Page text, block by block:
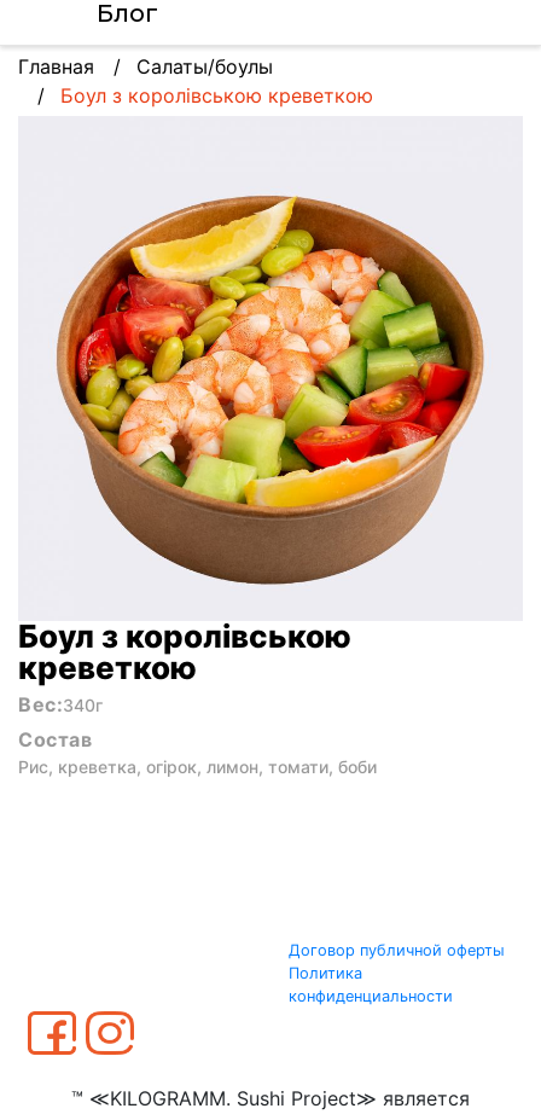
Блог
Главная
Салаты/боулы
Боул з королівською креветкою
Боул з королівською
креветкою
Вес:340г
Состав
Рис, креветка, огірок, лимон, томати, боби
Договор публичной оферты
Политика
конфиденциальности
™ ≪KILOGRAMM. Sushi Project≫ является